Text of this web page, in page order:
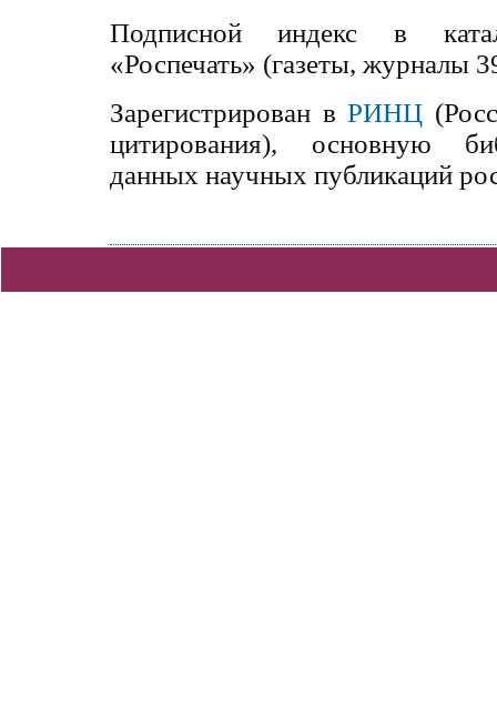
Подписной индекс в
«Роспечать» (газеты, журналы
Зарегистрирован вРИНЦ
цитирования), основную
данных научных публикаций